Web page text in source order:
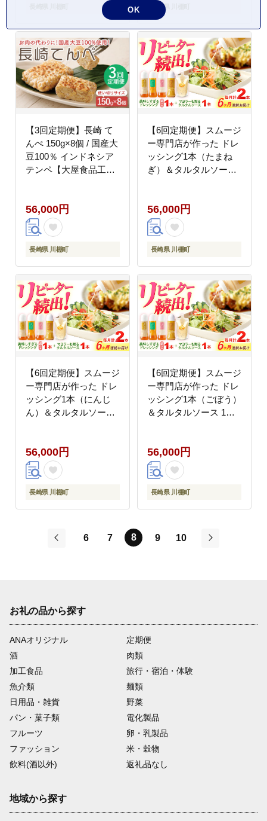
長崎県 川棚町
【3回定期便】長崎 て
んぺ 150g×8個 / 国産大
豆100％ インドネシア
テンペ【大屋食品工
56,000円
長崎県 川棚町
【6回定期便】スムージ
ー専門店が作った ドレ
ッシング1本（たまね
ぎ）＆タルタルソース
56,000円
長崎県 川棚町
【6回定期便】スムージ
ー専門店が作った ドレ
ッシング1本（にんじ
ん）＆タルタルソース
56,000円
長崎県 川棚町
【6回定期便】スムージ
ー専門店が作った ドレ
ッシング1本（ごぼう）
＆タルタルソース 1個
56,000円
長崎県 川棚町
6 7 8 9
10
お礼の品から探す
ANAオリジナル
定期便
酒
肉類
加工食品
旅行・宿泊・体験
魚介類
麺類
日用品・雑貨
野菜
パン・菓子類
電化製品
フルーツ
卵・乳製品
ファッション
米・穀物
飲料(酒以外)
返礼品なし
地域から探す
OK